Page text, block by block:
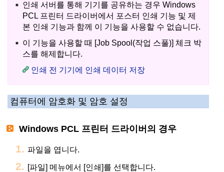
인쇄 서버를 통해 기기를 공유하는 경우 Windows
PCL 프린터 드라이버에서 포스터 인쇄 기능 및 제
본 인쇄 기능과 함께 이 기능을 사용할 수 없습니다.
이 기능을 사용할 때 [Job Spool(작업 스풀)] 체크 박
스를 해제합니다.
인쇄 전 기기에 인쇄 데이터 저장
컴퓨터에 암호화 및 암호 설정
Windows PCL 프린터 드라이버의 경우
파일을 엽니다.
[파일] 메뉴에서 [인쇄]를 선택합니다.